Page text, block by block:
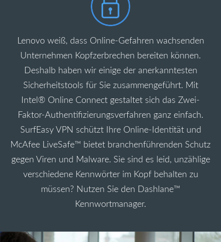
Lenovo weiß, dass Online-Gefahren wachsenden
Unternehmen Kopfzerbrechen bereiten können.
Deshalb haben wir einige der anerkanntesten
Sicherheitstools für Sie zusammengeführt. Mit
Intel® Online Connect gestaltet sich das Zwei-
Faktor-Authentifizierungsverfahren ganz einfach.
SurfEasy VPN schützt Ihre Online-Identität und
McAfee LiveSafe™ bietet branchenführenden Schutz
gegen Viren und Malware. Sie sind es leid, unzählige
verschiedene Kennwörter im Kopf behalten zu
müssen? Nutzen Sie den Dashlane™
Kennwortmanager.